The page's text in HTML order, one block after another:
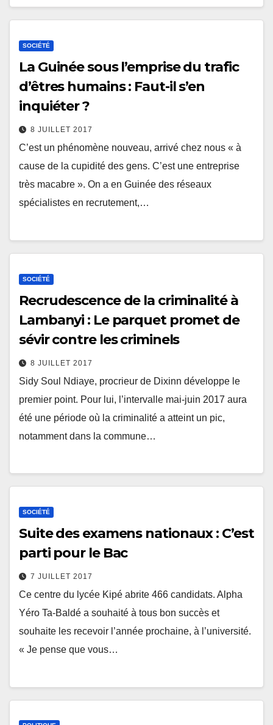
SOCIÉTÉ
La Guinée sous l’emprise du trafic
d’êtres humains : Faut-il s’en
inquiéter ?
8 JUILLET 2017
C’est un phénomène nouveau, arrivé chez nous « à
cause de la cupidité des gens. C’est une entreprise
très macabre ». On a en Guinée des réseaux
spécialistes en recrutement,…
SOCIÉTÉ
Recrudescence de la criminalité à
Lambanyi : Le parquet promet de
sévir contre les criminels
8 JUILLET 2017
Sidy Soul Ndiaye, procrieur de Dixinn développe le
premier point. Pour lui, l’intervalle mai-juin 2017 aura
été une période où la criminalité a atteint un pic,
notamment dans la commune…
SOCIÉTÉ
Suite des examens nationaux : C’est
parti pour le Bac
7 JUILLET 2017
Ce centre du lycée Kipé abrite 466 candidats. Alpha
Yéro Ta-Baldé a souhaité à tous bon succès et
souhaite les recevoir l’année prochaine, à l’université.
« Je pense que vous…